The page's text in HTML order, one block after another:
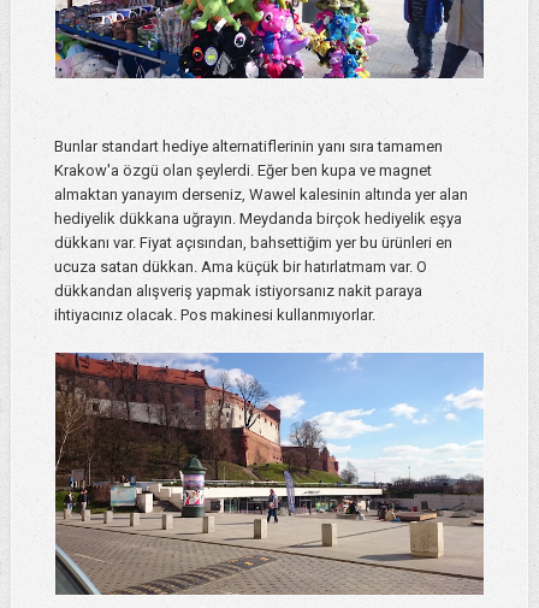
Bunlar standart hediye alternatiflerinin yanı sıra tamamen
Krakow'a özgü olan şeylerdi. Eğer ben kupa ve magnet
almaktan yanayım derseniz, Wawel kalesinin altında yer alan
hediyelik dükkana uğrayın. Meydanda birçok hediyelik eşya
dükkanı var. Fiyat açısından, bahsettiğim yer bu ürünleri en
ucuza satan dükkan. Ama küçük bir hatırlatmam var. O
dükkandan alışveriş yapmak istiyorsanız nakit paraya
ihtiyacınız olacak. Pos makinesi kullanmıyorlar.